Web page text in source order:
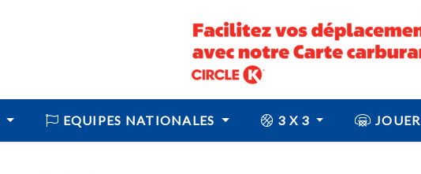
EQUIPES NATIONALES 3 X 3 JOUER